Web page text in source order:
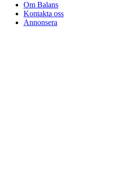
Om Balans
Kontakta oss
Annonsera